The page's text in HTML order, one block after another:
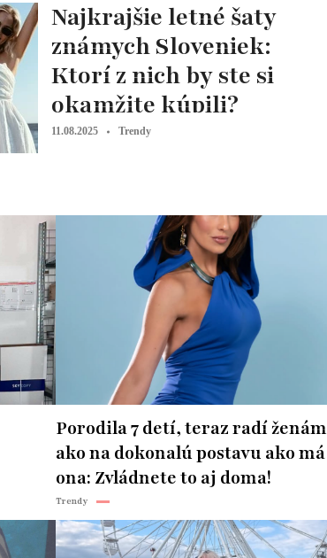
Najkrajšie letné šaty
známych Sloveniek:
Ktorí z nich by ste si
okamžite kúpili?
11.08.2025 Trendy
Porodila 7 detí, teraz radí ženám
ako na dokonalú postavu ako má
ona: Zvládnete to aj doma!
Trendy